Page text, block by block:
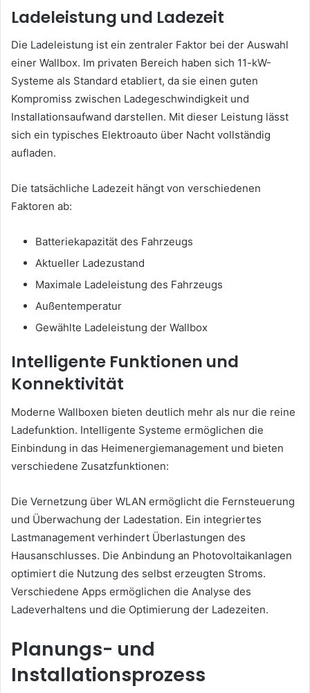
Ladeleistung und Ladezeit
Die Ladeleistung ist ein zentraler Faktor bei der Auswahl
einer Wallbox. Im privaten Bereich haben sich 11-kW-
Systeme als Standard etabliert, da sie einen guten
Kompromiss zwischen Ladegeschwindigkeit und
Installationsaufwand darstellen. Mit dieser Leistung lässt
sich ein typisches Elektroauto über Nacht vollständig
aufladen.
Die tatsächliche Ladezeit hängt von verschiedenen
Faktoren ab:
Batteriekapazität des Fahrzeugs
Aktueller Ladezustand
Maximale Ladeleistung des Fahrzeugs
Außentemperatur
Gewählte Ladeleistung der Wallbox
Intelligente Funktionen und
Konnektivität
Moderne Wallboxen bieten deutlich mehr als nur die reine
Ladefunktion. Intelligente Systeme ermöglichen die
Einbindung in das Heimenergiemanagement und bieten
verschiedene Zusatzfunktionen:
Die Vernetzung über WLAN ermöglicht die Fernsteuerung
und Überwachung der Ladestation. Ein integriertes
Lastmanagement verhindert Überlastungen des
Hausanschlusses. Die Anbindung an Photovoltaikanlagen
optimiert die Nutzung des selbst erzeugten Stroms.
Verschiedene Apps ermöglichen die Analyse des
Ladeverhaltens und die Optimierung der Ladezeiten.
Planungs- und
Installationsprozess